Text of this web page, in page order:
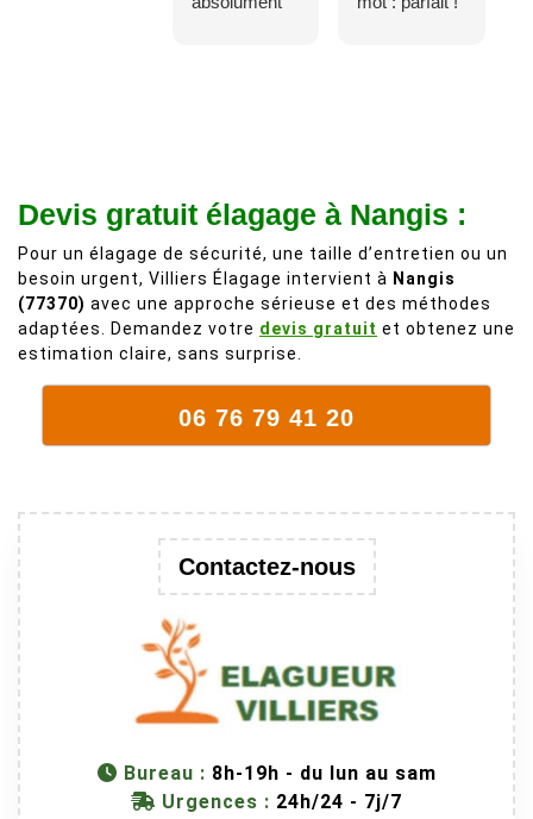
fait plus!
chez les
voisins et
plein de bois
mort. C'est
délicat parce
en identifiant
au passage
une branche
trop lourde et
M Villiers et
son équipes
très bien leur
métier, c'est
Devis gratuit élagage à Nangis :
Pour un élagage de sécurité, une taille d’entretien ou un
besoin urgent, Villiers Élagage intervient à Nangis
(77370) avec une approche sérieuse et des méthodes
adaptées. Demandez votre devis gratuit et obtenez une
estimation claire, sans surprise.
06 76 79 41 20
Contactez-nous
Bureau : 8h-19h - du lun au sam
Urgences : 24h/24 - 7j/7